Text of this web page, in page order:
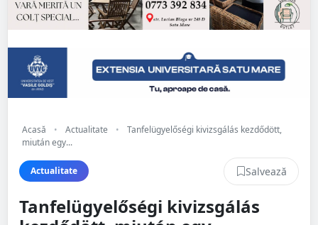
Acasă • Actualitate •
Tanfelügyelőségi kivizsgálás kezdődött,
miután egy...
Actualitate Salvează
Tanfelügyelőségi kivizsgálás